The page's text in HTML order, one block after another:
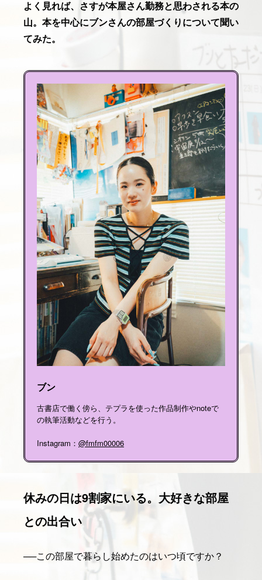
よく見れば、さすが本屋さん勤務と思わされる本の
山。本を中心にブンさんの部屋づくりについて聞い
てみた。
ブン
古書店で働く傍ら、テプラを使った作品制作やnoteで
の執筆活動などを行う。
Instagram： @fmfm00006
休みの日は9割家にいる。大好きな部屋
との出合い
──この部屋で暮らし始めたのはいつ頃ですか？